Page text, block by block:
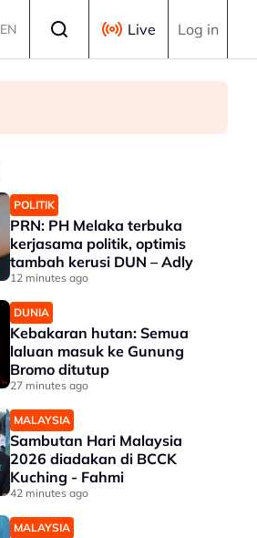
EN Live Log in
POLITIK
PRN: PH Melaka terbuka
kerjasama politik, optimis
tambah kerusi DUN – Adly
12 minutes ago
DUNIA
Kebakaran hutan: Semua
laluan masuk ke Gunung
Bromo ditutup
27 minutes ago
MALAYSIA
Sambutan Hari Malaysia
2026 diadakan di BCCK
Kuching - Fahmi
42 minutes ago
MALAYSIA